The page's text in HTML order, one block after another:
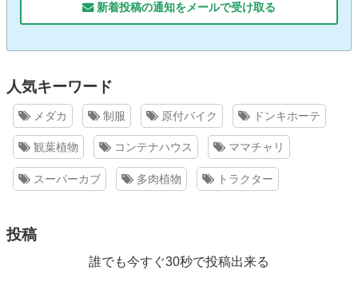
新着投稿の通知をメールで受け取る
人気キーワード
メダカ 制服 原付バイク ドンキホーテ
観葉植物 コンテナハウス ママチャリ
スーパーカブ 多肉植物 トラクター
投稿
誰でも今すぐ30秒で投稿出来る